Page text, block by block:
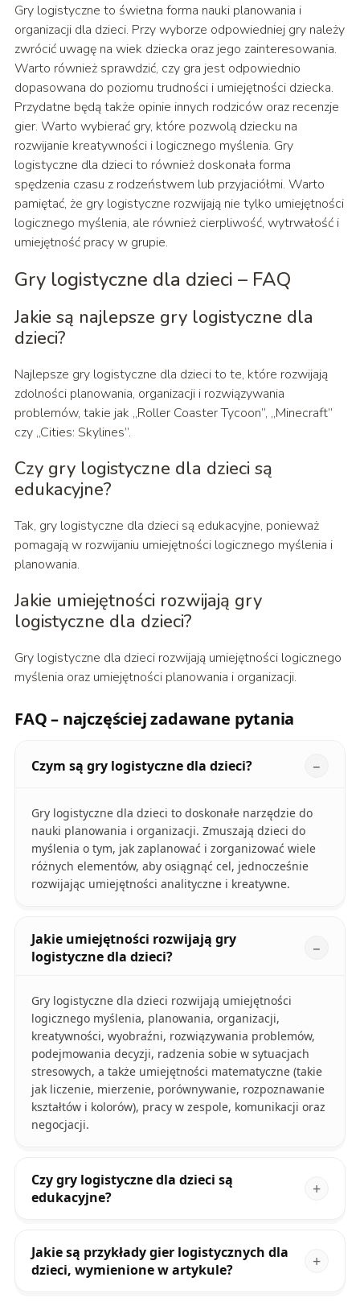
Gry logistyczne to świetna forma nauki planowania i
organizacji dla dzieci. Przy wyborze odpowiedniej gry należy
zwrócić uwagę na wiek dziecka oraz jego zainteresowania.
Warto również sprawdzić, czy gra jest odpowiednio
dopasowana do poziomu trudności i umiejętności dziecka.
Przydatne będą także opinie innych rodziców oraz recenzje
gier. Warto wybierać gry, które pozwolą dziecku na
rozwijanie kreatywności i logicznego myślenia. Gry
logistyczne dla dzieci to również doskonała forma
spędzenia czasu z rodzeństwem lub przyjaciółmi. Warto
pamiętać, że gry logistyczne rozwijają nie tylko umiejętności
logicznego myślenia, ale również cierpliwość, wytrwałość i
umiejętność pracy w grupie.
Gry logistyczne dla dzieci – FAQ
Jakie są najlepsze gry logistyczne dla
dzieci?
Najlepsze gry logistyczne dla dzieci to te, które rozwijają
zdolności planowania, organizacji i rozwiązywania
problemów, takie jak „Roller Coaster Tycoon”, „Minecraft”
czy „Cities: Skylines”.
Czy gry logistyczne dla dzieci są
edukacyjne?
Tak, gry logistyczne dla dzieci są edukacyjne, ponieważ
pomagają w rozwijaniu umiejętności logicznego myślenia i
planowania.
Jakie umiejętności rozwijają gry
logistyczne dla dzieci?
Gry logistyczne dla dzieci rozwijają umiejętności logicznego
myślenia oraz umiejętności planowania i organizacji.
FAQ – najczęściej zadawane pytania
Czym są gry logistyczne dla dzieci?
Gry logistyczne dla dzieci to doskonałe narzędzie do
nauki planowania i organizacji. Zmuszają dzieci do
myślenia o tym, jak zaplanować i zorganizować wiele
różnych elementów, aby osiągnąć cel, jednocześnie
rozwijając umiejętności analityczne i kreatywne.
Jakie umiejętności rozwijają gry
logistyczne dla dzieci?
Gry logistyczne dla dzieci rozwijają umiejętności
logicznego myślenia, planowania, organizacji,
kreatywności, wyobraźni, rozwiązywania problemów,
podejmowania decyzji, radzenia sobie w sytuacjach
stresowych, a także umiejętności matematyczne (takie
jak liczenie, mierzenie, porównywanie, rozpoznawanie
kształtów i kolorów), pracy w zespole, komunikacji oraz
negocjacji.
Czy gry logistyczne dla dzieci są
edukacyjne?
Jakie są przykłady gier logistycznych dla
dzieci, wymienione w artykule?